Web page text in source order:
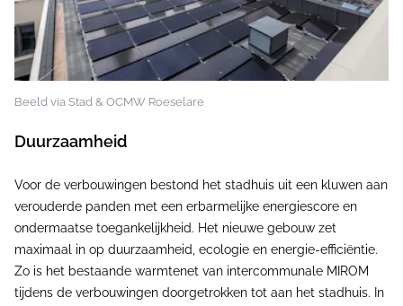
Beeld via Stad & OCMW Roeselare
Duurzaamheid
Voor de verbouwingen bestond het stadhuis uit een kluwen aan
verouderde panden met een erbarmelijke energiescore en
ondermaatse toegankelijkheid. Het nieuwe gebouw zet
maximaal in op duurzaamheid, ecologie en energie-efficiëntie.
Zo is het bestaande warmtenet van intercommunale MIROM
tijdens de verbouwingen doorgetrokken tot aan het stadhuis. In